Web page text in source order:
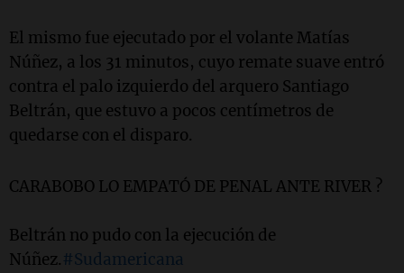
El mismo fue ejecutado por el volante Matías
Núñez, a los 31 minutos, cuyo remate suave entró
contra el palo izquierdo del arquero Santiago
Beltrán, que estuvo a pocos centímetros de
quedarse con el disparo.
CARABOBO LO EMPATÓ DE PENAL ANTE RIVER ?
Beltrán no pudo con la ejecución de
Núñez.#Sudamericana